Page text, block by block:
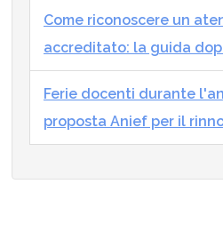
Come riconoscere un
accreditato: la guida
Ferie docenti durante
proposta Anief per il